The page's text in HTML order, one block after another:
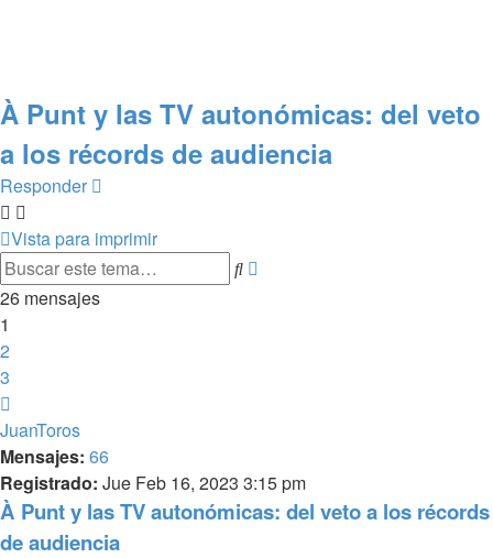
À Punt y las TV autonómicas: del veto
a los récords de audiencia
Responder
Vista para imprimir
Buscar
26 mensajes
1
2
3
JuanToros
Mensajes: 66
Registrado: Jue Feb 16, 2023 3:15 pm
À Punt y las TV autonómicas: del veto a los récords
de audiencia